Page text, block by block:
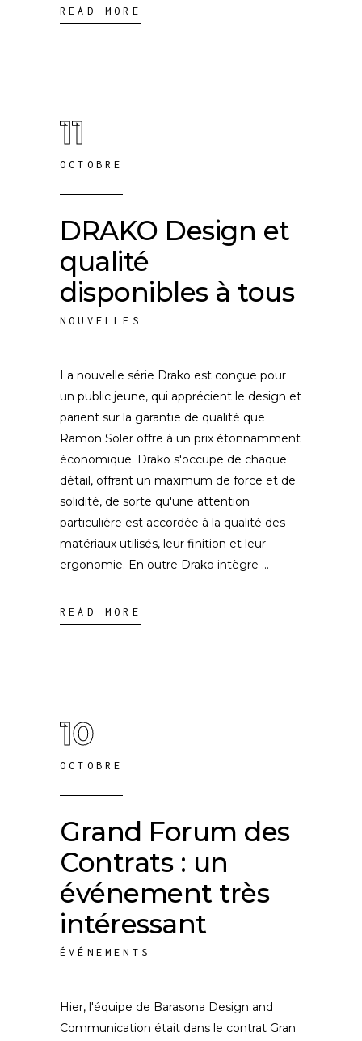
READ MORE
11
OCTOBRE
DRAKO Design et
qualité
disponibles à tous
NOUVELLES
La nouvelle série Drako est conçue pour
un public jeune, qui apprécient le design et
parient sur la garantie de qualité que
Ramon Soler offre à un prix étonnamment
économique. Drako s'occupe de chaque
détail, offrant un maximum de force et de
solidité, de sorte qu'une attention
particulière est accordée à la qualité des
matériaux utilisés, leur finition et leur
ergonomie. En outre Drako intègre
READ MORE
10
OCTOBRE
Grand Forum des
Contrats : un
événement très
intéressant
ÉVÉNEMENTS
Hier, l'équipe de Barasona Design and
Communication était dans le contrat Gran